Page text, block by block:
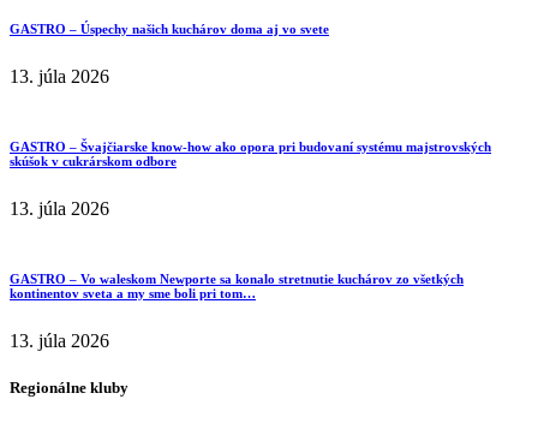
GASTRO – Úspechy našich kuchárov doma aj vo svete
13. júla 2026
GASTRO – Švajčiarske know-how ako opora pri budovaní systému majstrovských
skúšok v cukrárskom odbore
13. júla 2026
GASTRO – Vo waleskom Newporte sa konalo stretnutie kuchárov zo všetkých
kontinentov sveta a my sme boli pri tom…
13. júla 2026
Regionálne kluby